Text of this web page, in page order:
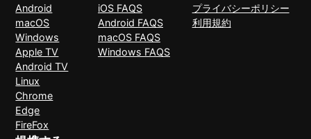
Android
macOS
Windows
Apple TV
Android TV
Linux
Chrome
Edge
FireFox
iOS FAQS
Android FAQS
macOS FAQS
Windows FAQS
プライバシーポリシー
利用規約